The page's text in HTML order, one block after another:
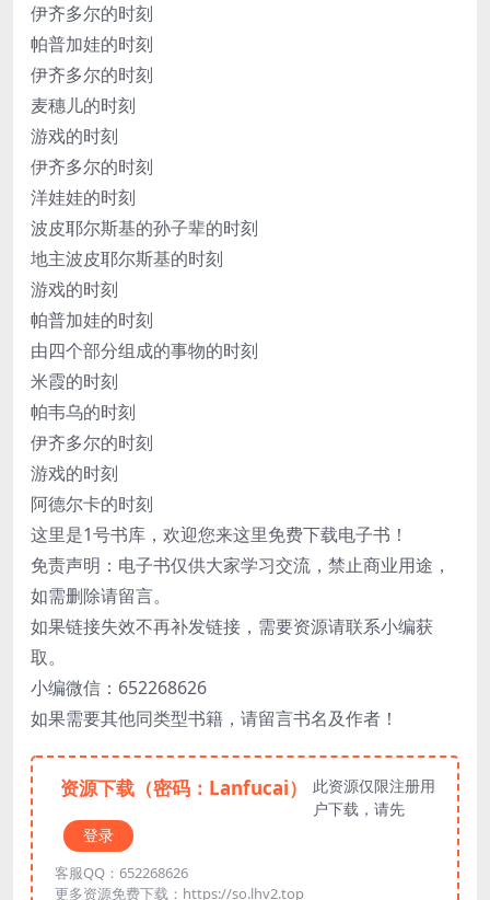
伊齐多尔的时刻
帕普加娃的时刻
伊齐多尔的时刻
麦穗儿的时刻
游戏的时刻
伊齐多尔的时刻
洋娃娃的时刻
波皮耶尔斯基的孙子辈的时刻
地主波皮耶尔斯基的时刻
游戏的时刻
帕普加娃的时刻
由四个部分组成的事物的时刻
米霞的时刻
帕韦乌的时刻
伊齐多尔的时刻
游戏的时刻
阿德尔卡的时刻
这里是1号书库，欢迎您来这里免费下载电子书！
免责声明：电子书仅供大家学习交流，禁止商业用途，
如需删除请留言。
如果链接失效不再补发链接，需要资源请联系小编获
取。
小编微信：652268626
如果需要其他同类型书籍，请留言书名及作者！
资源下载（密码：Lanfucai）
此资源仅限注册用
户下载，请先
登录
客服QQ：652268626
更多资源免费下载：https://so.lhv2.top